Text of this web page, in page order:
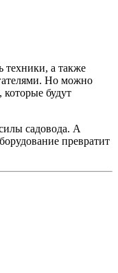
техники, а также
Но можно
будут
садовода. А
превратит